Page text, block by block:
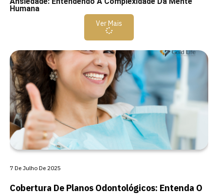
Humana
Ver Mais
Cobertura De Planos Odontológicos: Entenda O
7 De Julho De 2025